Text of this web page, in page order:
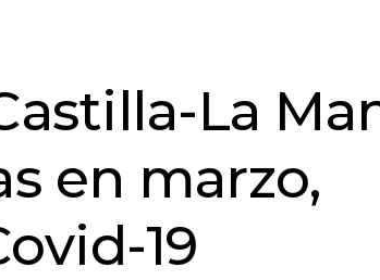
La
en marzo,
19